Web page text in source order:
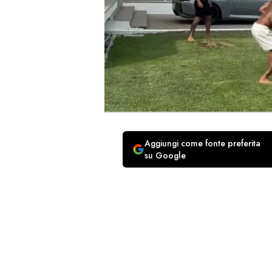
Aggiungi come fonte preferita
su Google